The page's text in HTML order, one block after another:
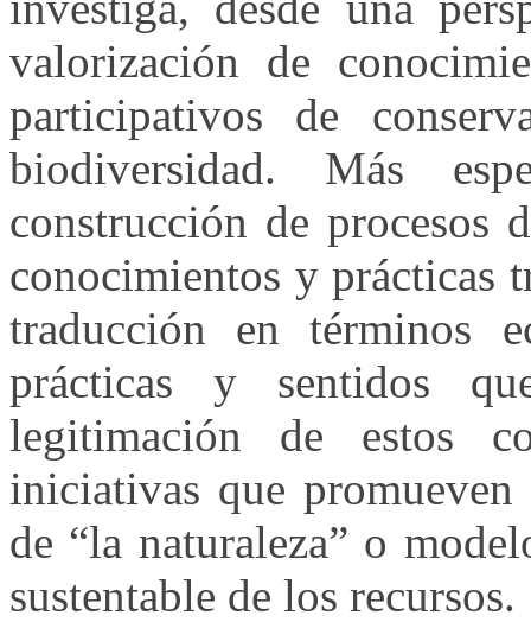
valorización de
participativos de
biodiversidad. Más
construcción de procesos
conocimientos y prácticas
traducción en términos
prácticas y sentidos
legitimación de estos
iniciativas que
de “la naturaleza” o
sustentable de los recursos.